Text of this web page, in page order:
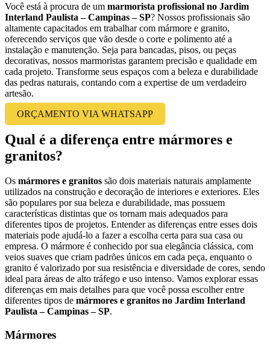
Você está à procura de um marmorista profissional no Jardim
Interland Paulista – Campinas – SP? Nossos profissionais são
altamente capacitados em trabalhar com mármore e granito,
oferecendo serviços que vão desde o corte e polimento até a
instalação e manutenção. Seja para bancadas, pisos, ou peças
decorativas, nossos marmoristas garantem precisão e qualidade em
cada projeto. Transforme seus espaços com a beleza e durabilidade
das pedras naturais, contando com a expertise de um verdadeiro
artesão.
ORÇAMENTO VIA WHATSAPP
Qual é a diferença entre mármores e
granitos?
Os mármores e granitos são dois materiais naturais amplamente
utilizados na construção e decoração de interiores e exteriores. Eles
são populares por sua beleza e durabilidade, mas possuem
características distintas que os tornam mais adequados para
diferentes tipos de projetos. Entender as diferenças entre esses dois
materiais pode ajudá-lo a fazer a escolha certa para sua casa ou
empresa. O mármore é conhecido por sua elegância clássica, com
veios suaves que criam padrões únicos em cada peça, enquanto o
granito é valorizado por sua resistência e diversidade de cores, sendo
ideal para áreas de alto tráfego e uso intenso. Vamos explorar essas
diferenças em mais detalhes para que você possa escolher entre
diferentes tipos de mármores e granitos no Jardim Interland
Paulista – Campinas – SP.
Mármores